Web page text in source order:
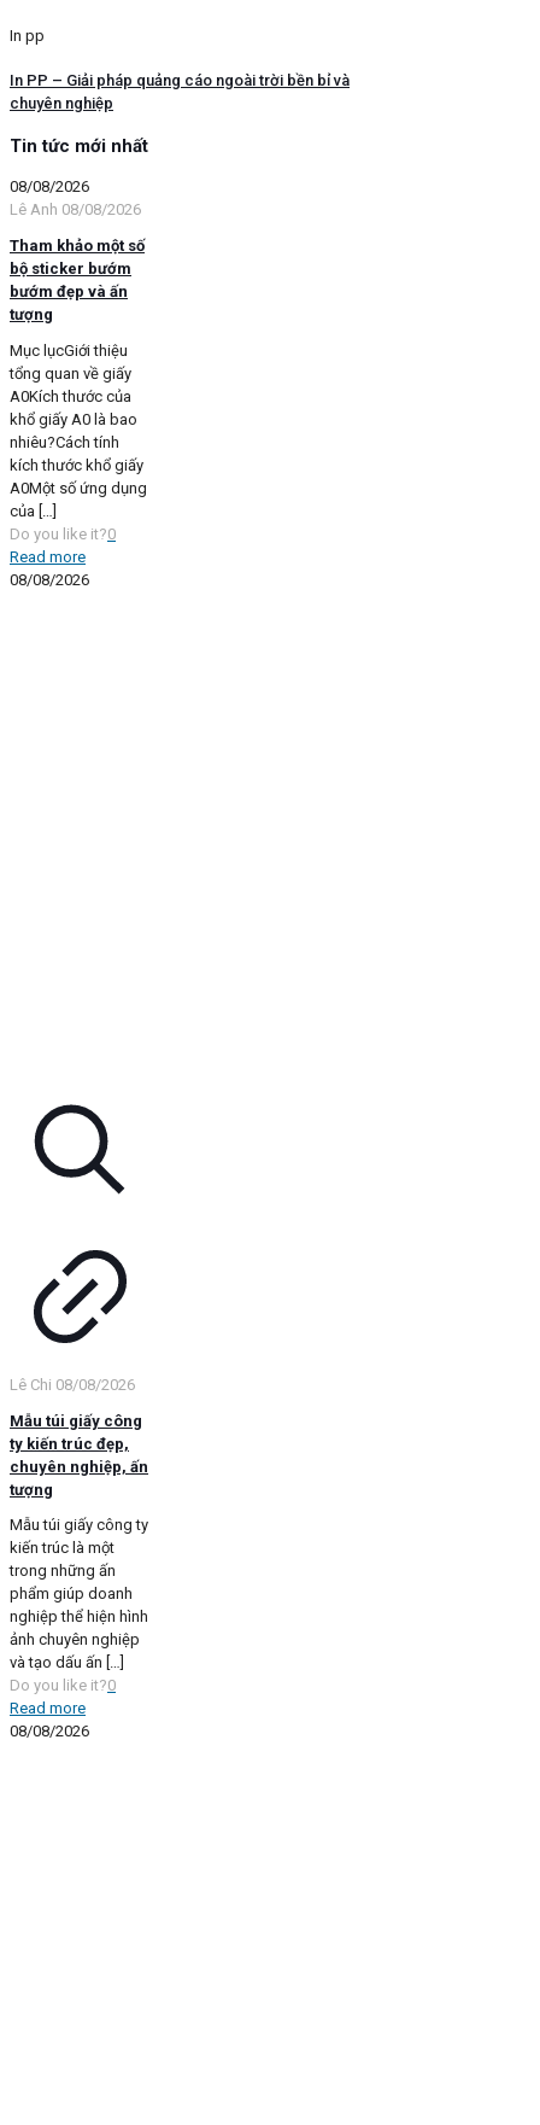
In pp
In PP – Giải pháp quảng cáo ngoài trời bền bỉ và
chuyên nghiệp
Tin tức mới nhất
08/08/2026
Lê Anh 08/08/2026
Tham khảo một số
bộ sticker bướm
bướm đẹp và ấn
tượng
Mục lụcGiới thiệu
tổng quan về giấy
A0Kích thước của
khổ giấy A0 là bao
nhiêu?Cách tính
kích thước khổ giấy
A0Một số ứng dụng
của […]
Do you like it?0
Read more
08/08/2026
Lê Chi 08/08/2026
Mẫu túi giấy công
ty kiến trúc đẹp,
chuyên nghiệp, ấn
tượng
Mẫu túi giấy công ty
kiến trúc là một
trong những ấn
phẩm giúp doanh
nghiệp thể hiện hình
ảnh chuyên nghiệp
và tạo dấu ấn […]
Do you like it?0
Read more
08/08/2026